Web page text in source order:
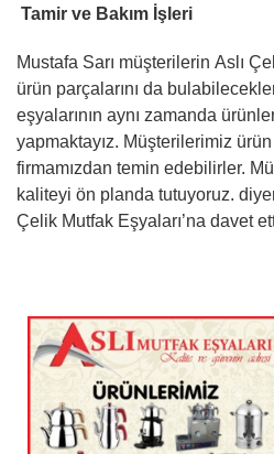
Tamir ve Bakım İşleri
Mustafa Sarı müşterilerin Aslı
ürün parçalarını da
eşyalarının aynı zamanda
yapmaktayız. Müşterilerimiz ürün
firmamızdan temin edebilirler.
kaliteyi ön planda tutuyoruz.
Çelik Mutfak Eşyaları’na davet